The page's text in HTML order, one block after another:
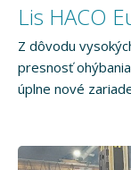
Lis HACO
Z dôvodu
presnosť
úplne nové